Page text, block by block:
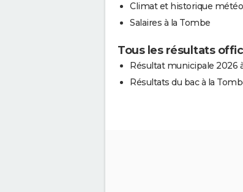
Climat et historique
Salaires à la Tombe
Tous les résultats
Résultat municipale 2026
Résultats du bac à la